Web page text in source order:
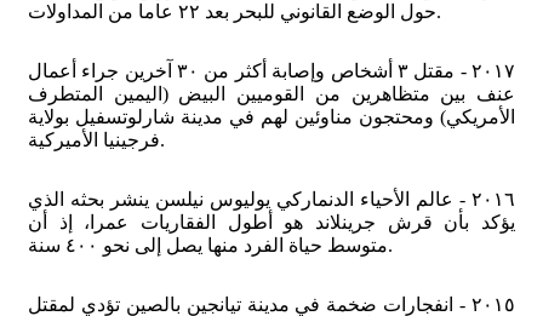
حول الوضع القانوني للبحر بعد ٢٢ عاما من المداولات.
٢٠١٧ - مقتل ٣ أشخاص وإصابة أكثر من ٣٠ آخرين جراء أعمال
عنف بين متظاهرين من القوميين البيض (اليمين المتطرف
الأمريكي) ومحتجون مناوئين لهم في مدينة شارلوتسفيل بولاية
فرجينيا الأميركية.
٢٠١٦ - عالم الأحياء الدنماركي يوليوس نيلسن ينشر بحثه الذي
يؤكد بأن قرش جرينلاند هو أطول الفقاريات عمرا، إذ أن
متوسط حياة الفرد منها يصل إلى نحو ٤٠٠ سنة.
٢٠١٥ - انفجارات ضخمة في مدينة تيانجين بالصين تؤدي لمقتل